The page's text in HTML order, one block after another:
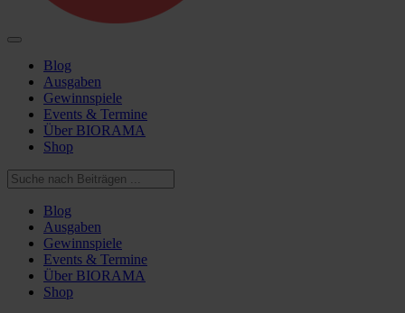
Blog
Ausgaben
Gewinnspiele
Events & Termine
Über BIORAMA
Shop
Blog
Ausgaben
Gewinnspiele
Events & Termine
Über BIORAMA
Shop